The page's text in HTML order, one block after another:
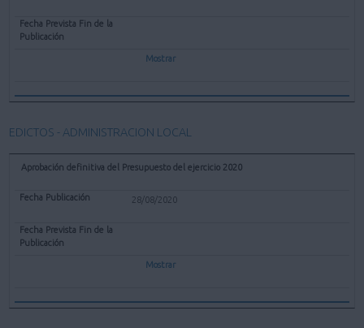
Mostrar
EDICTOS - ADMINISTRACION LOCAL
Aprobación definitiva del Presupuesto del ejercicio 2020
28/08/2020
Mostrar